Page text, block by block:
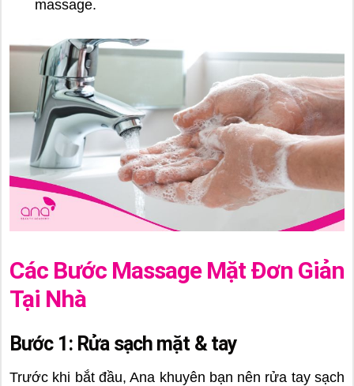
massage.
Các Bước Massage Mặt Đơn Giản
Tại Nhà
Bước 1: Rửa sạch mặt & tay
Trước khi bắt đầu, Ana khuyên bạn nên rửa tay sạch